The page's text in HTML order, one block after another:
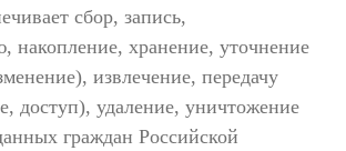
сбор, запись,
накопление, хранение, уточнение
извлечение, передачу
доступ), удаление, уничтожение
граждан Российской